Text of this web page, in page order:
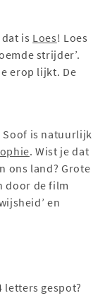
is Loes! Loes
strijder’.
erop lijkt. De
Soof is natuurlijk
. Wist je dat
ons land? Grote
door de film
en
letters gespot?